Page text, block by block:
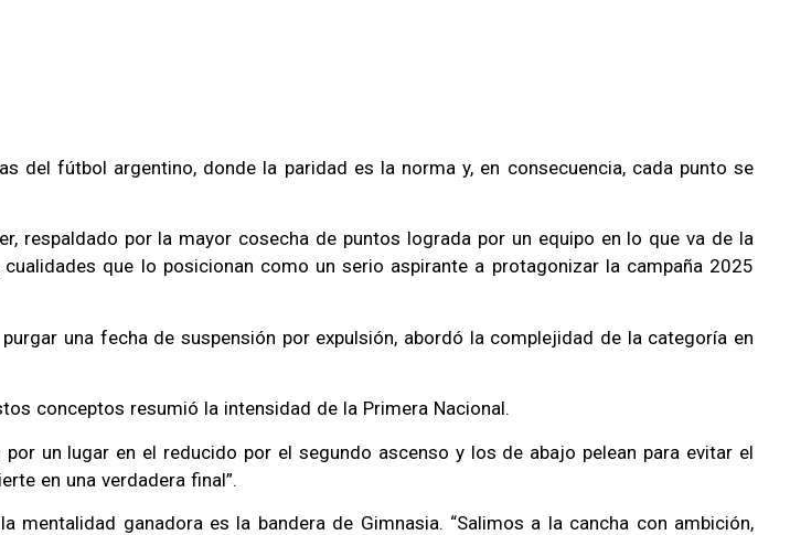
del fútbol argentino, donde la paridad es la norma y, en consecuencia, cada punto se
respaldado por la mayor cosecha de puntos lograda por un equipo en lo que va de la
que lo posicionan como un serio aspirante a protagonizar la campaña 2025
una fecha de suspensión por expulsión, abordó la complejidad de la categoría en
conceptos resumió la intensidad de la Primera Nacional.
un lugar en el reducido por el segundo ascenso y los de abajo pelean para evitar el
en una verdadera final”.
ganadora es la bandera de Gimnasia. “Salimos a la cancha con ambición,